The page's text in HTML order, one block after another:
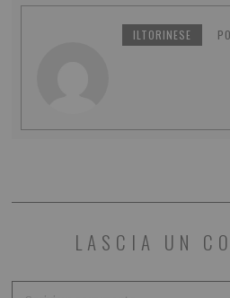
ILTORINESE
LASCIA UN